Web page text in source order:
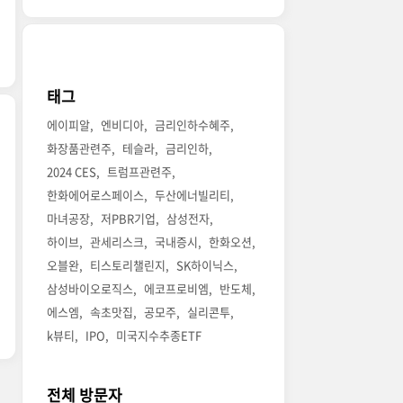
태그
에이피알 엔비디아
금리인하수혜주
화장품관련주
테슬라
금리인하
2024 CES
트럼프관련주
한화에어로스페이스
두산에너빌리티
마녀공장
저PBR기업
삼성전자
하이브
관세리스크 국내증시
한화오션
오블완
티스토리챌린지
SK하이닉스
삼성바이오로직스
에코프로비엠
반도체
에스엠
속초맛집 공모주
실리콘투
k뷰티
IPO 미국지수추종ETF
전체 방문자